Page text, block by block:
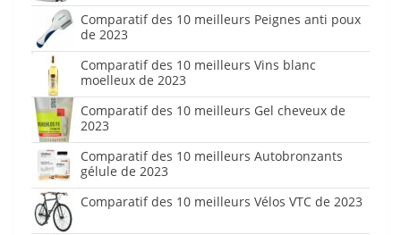
Comparatif des 10 meilleurs Peignes anti poux
de 2023
Comparatif des 10 meilleurs Vins blanc
moelleux de 2023
Comparatif des 10 meilleurs Gel cheveux de
2023
Comparatif des 10 meilleurs Autobronzants
gélule de 2023
Comparatif des 10 meilleurs Vélos VTC de 2023